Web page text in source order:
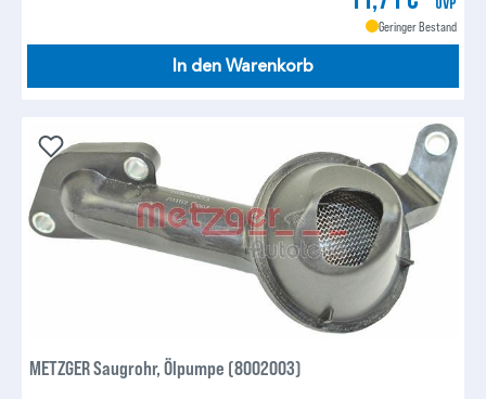
Geringer Bestand
In den Warenkorb
METZGER Saugrohr, Ölpumpe (8002003)